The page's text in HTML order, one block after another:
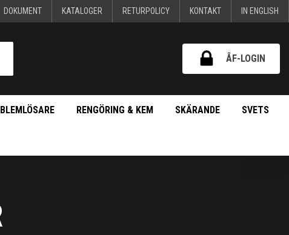
DOKUMENT KATALOGER RETURPOLICY KONTAKT IN ENGLISH
ÅF-LOGIN
RENGÖRING & KEM SKÄRANDE SVETS